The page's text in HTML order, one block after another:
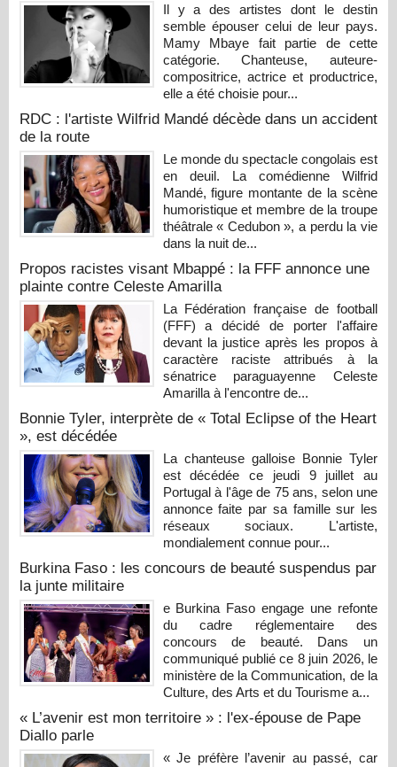
Il y a des artistes dont le destin
semble épouser celui de leur pays.
Mamy Mbaye fait partie de cette
catégorie. Chanteuse, auteure-
compositrice, actrice et productrice,
elle a été choisie pour...
RDC : l'artiste Wilfrid Mandé décède dans un accident
de la route
Le monde du spectacle congolais est
en deuil. La comédienne Wilfrid
Mandé, figure montante de la scène
humoristique et membre de la troupe
théâtrale « Cedubon », a perdu la vie
dans la nuit de...
Propos racistes visant Mbappé : la FFF annonce une
plainte contre Celeste Amarilla
La Fédération française de football
(FFF) a décidé de porter l'affaire
devant la justice après les propos à
caractère raciste attribués à la
sénatrice paraguayenne Celeste
Amarilla à l'encontre de...
Bonnie Tyler, interprète de « Total Eclipse of the Heart
», est décédée
La chanteuse galloise Bonnie Tyler
est décédée ce jeudi 9 juillet au
Portugal à l'âge de 75 ans, selon une
annonce faite par sa famille sur les
réseaux sociaux. L'artiste,
mondialement connue pour...
Burkina Faso : les concours de beauté suspendus par
la junte militaire
e Burkina Faso engage une refonte
du cadre réglementaire des
concours de beauté. Dans un
communiqué publié ce 8 juin 2026, le
ministère de la Communication, de la
Culture, des Arts et du Tourisme a...
« L’avenir est mon territoire » : l'ex-épouse de Pape
Diallo parle
« Je préfère l’avenir au passé, car